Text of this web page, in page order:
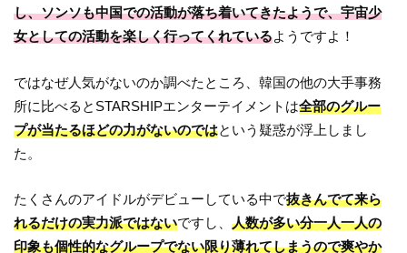
し、ソンソも中国での活動が落ち着いてきたようで、宇宙少
女としての活動を楽しく行ってくれているようですよ！
ではなぜ人気がないのか調べたところ、韓国の他の大手事務
所に比べるとSTARSHIPエンターテイメントは全部のグルー
プが当たるほどの力がないのではという疑惑が浮上しまし
た。
たくさんのアイドルがデビューしている中で抜きんでて来ら
れるだけの実力派ではないですし、人数が多い分一人一人の
印象も個性的なグループでない限り薄れてしまうので爽やか